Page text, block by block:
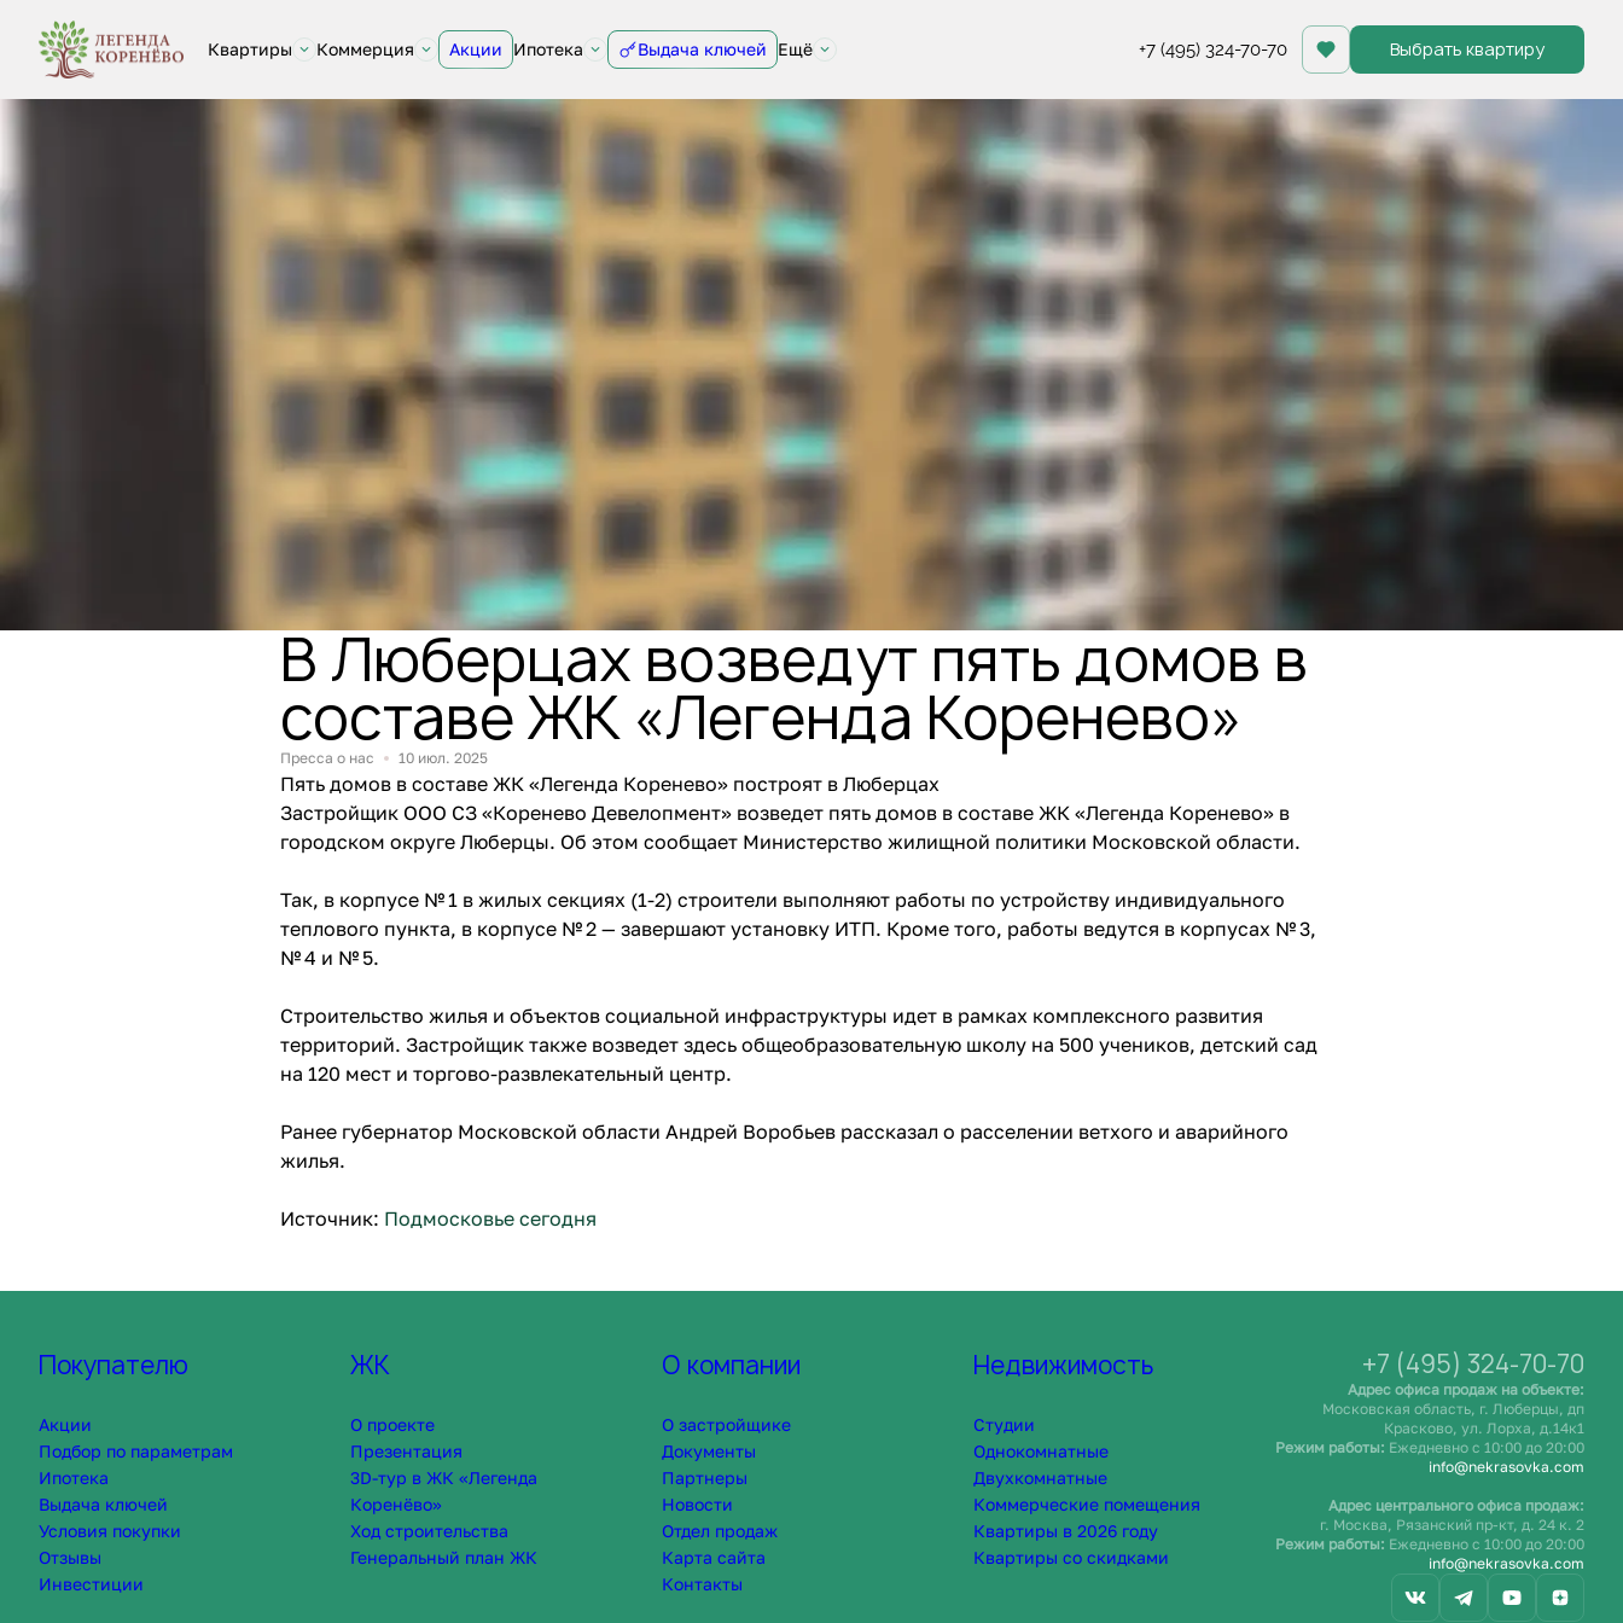
Квартиры Коммерция Акции Ипотека Выдача ключей Ещё +7 (495) 324-70-70 Выбрать квартиру
В Люберцах возведут пять домов в
составе ЖК «Легенда Коренево»
Пресса о нас 10 июл. 2025
Пять домов в составе ЖК «Легенда Коренево» построят в Люберцах
Застройщик ООО СЗ «Коренево Девелопмент» возведет пять домов в составе ЖК «Легенда Коренево» в
городском округе Люберцы. Об этом сообщает Министерство жилищной политики Московской области.
Так, в корпусе № 1 в жилых секциях (1-2) строители выполняют работы по устройству индивидуального
теплового пункта, в корпусе № 2 — завершают установку ИТП. Кроме того, работы ведутся в корпусах № 3,
№ 4 и № 5.
Строительство жилья и объектов социальной инфраструктуры идет в рамках комплексного развития
территорий. Застройщик также возведет здесь общеобразовательную школу на 500 учеников, детский сад
на 120 мест и торгово-развлекательный центр.
Ранее губернатор Московской области Андрей Воробьев рассказал о расселении ветхого и аварийного
жилья.
Источник: Подмосковье сегодня
Покупателю
Акции
Подбор по параметрам
Ипотека
Выдача ключей
Условия покупки
Отзывы
Инвестиции
ЖК
О проекте
Презентация
3D-тур в ЖК «Легенда
Коренёво»
Ход строительства
Генеральный план ЖК
О компании
О застройщике
Документы
Партнеры
Новости
Отдел продаж
Карта сайта
Контакты
Недвижимость
Студии
Однокомнатные
Двухкомнатные
Коммерческие помещения
Квартиры в 2026 году
Квартиры со скидками
+7 (495) 324-70-70
Адрес офиса продаж на объекте:
Московская область, г. Люберцы, дп
Красково, ул. Лорха, д.14к1
Режим работы: Ежедневно c 10:00 до 20:00
info@nekrasovka.com
Адрес центрального офиса продаж:
г. Москва, Рязанский пр-кт, д. 24 к. 2
Режим работы: Ежедневно c 10:00 до 20:00
info@nekrasovka.com